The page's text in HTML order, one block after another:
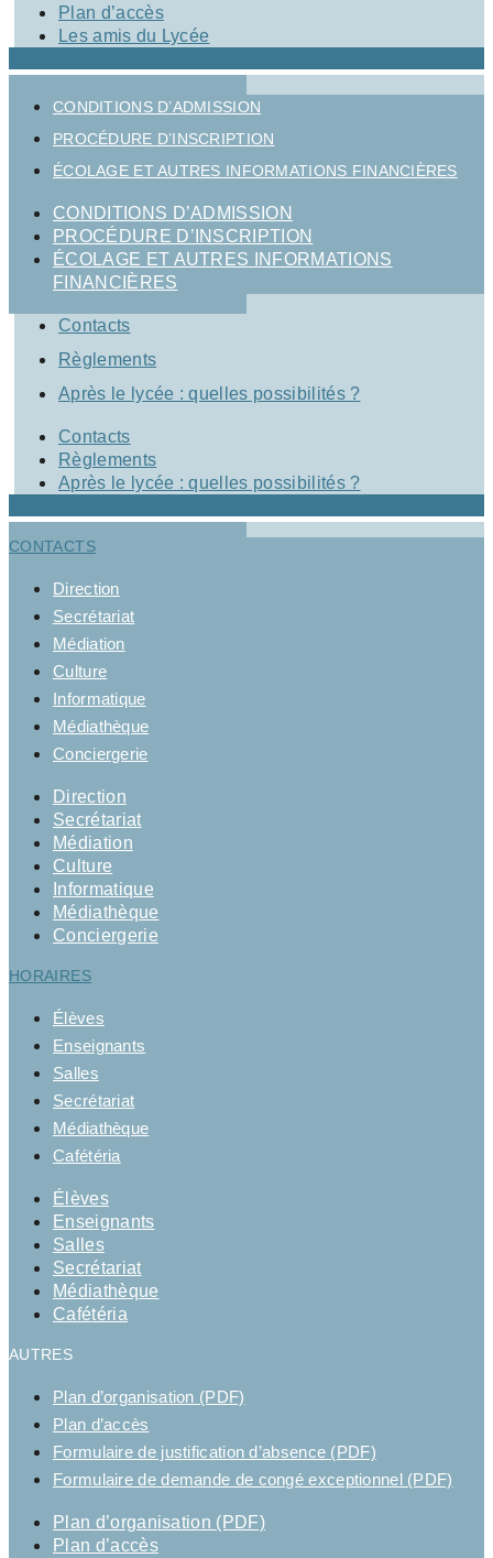
Plan d’accès
Les amis du Lycée
CONDITIONS D’ADMISSION
PROCÉDURE D’INSCRIPTION
ÉCOLAGE ET AUTRES INFORMATIONS FINANCIÈRES
CONDITIONS D’ADMISSION
PROCÉDURE D’INSCRIPTION
ÉCOLAGE ET AUTRES INFORMATIONS
FINANCIÈRES
Contacts
Règlements
Après le lycée : quelles possibilités ?
Contacts
Règlements
Après le lycée : quelles possibilités ?
CONTACTS
Direction
Secrétariat
Médiation
Culture
Informatique
Médiathèque
Conciergerie
Direction
Secrétariat
Médiation
Culture
Informatique
Médiathèque
Conciergerie
HORAIRES
Élèves
Enseignants
Salles
Secrétariat
Médiathèque
Cafétéria
Élèves
Enseignants
Salles
Secrétariat
Médiathèque
Cafétéria
AUTRES
Plan d’organisation (PDF)
Plan d’accès
Formulaire de justification d’absence (PDF)
Formulaire de demande de congé exceptionnel (PDF)
Plan d’organisation (PDF)
Plan d’accès